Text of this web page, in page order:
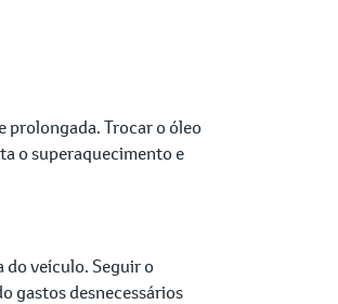
prolongada. Trocar o óleo
o superaquecimento e
do veículo. Seguir o
gastos desnecessários